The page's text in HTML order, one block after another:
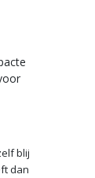
blij
dan